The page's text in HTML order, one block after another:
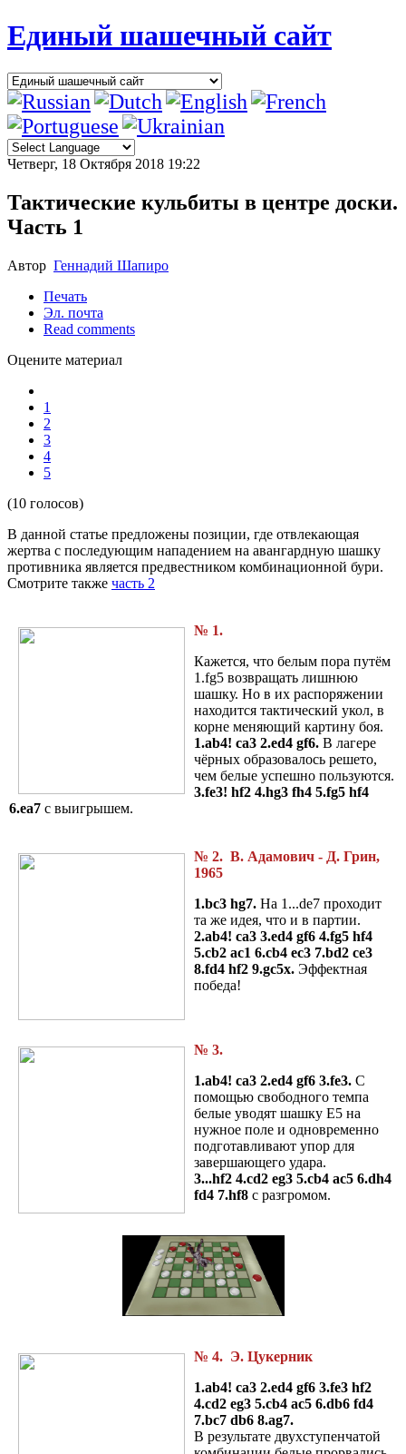
Единый шашечный сайт
Четверг, 18 Октября 2018 19:22
Тактические кульбиты в центре доски.
Часть 1
Автор Геннадий Шапиро
Печать
Эл. почта
Read comments
Оцените материал
1
2
3
4
5
(10 голосов)
В данной статье предложены позиции, где отвлекающая
жертва с последующим нападением на авангардную шашку
противника является предвестником комбинационной бури.
Смотрите также часть 2
№ 1.
Кажется, что белым пора путём
1.fg5 возвращать лишнюю
шашку. Но в их распоряжении
находится тактический укол, в
корне меняющий картину боя.
1.ab4! ca3 2.ed4 gf6. В лагере
чёрных образовалось решето,
чем белые успешно пользуются.
3.fe3! hf2 4.hg3 fh4 5.fg5 hf4
6.ea7 с выигрышем.
№ 2. В. Адамович - Д. Грин,
1965
1.bc3 hg7. На 1...de7 проходит
та же идея, что и в партии.
2.ab4! ca3 3.ed4 gf6 4.fg5 hf4
5.cb2 ac1 6.cb4 ec3 7.bd2 ce3
8.fd4 hf2 9.gc5x. Эффектная
победа!
№ 3.
1.ab4! ca3 2.ed4 gf6 3.fe3. С
помощью свободного темпа
белые уводят шашку E5 на
нужное поле и одновременно
подготавливают упор для
завершающего удара.
3...hf2 4.cd2 eg3 5.cb4 ac5 6.dh4
fd4 7.hf8 с разгромом.
№ 4. Э. Цукерник
1.ab4! ca3 2.ed4 gf6 3.fe3 hf2
4.cd2 eg3 5.cb4 ac5 6.db6 fd4
7.bc7 db6 8.ag7.
В результате двухступенчатой